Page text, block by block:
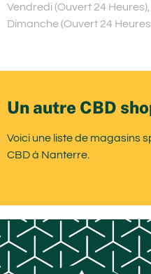
Vendredi (Ouvert 24
Dimanche (Ouvert 24
Un autre CBD
Voici une liste de magasins
CBD à Nanterre.